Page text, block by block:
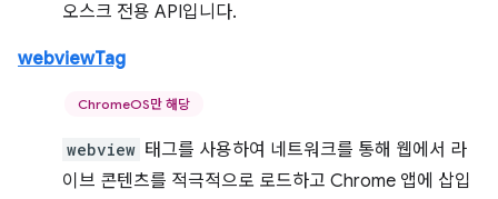
오스크 전용 API입니다.
webviewTag
ChromeOS만 해당
webview 태그를 사용하여 네트워크를 통해 웹에서 라
이브 콘텐츠를 적극적으로 로드하고 Chrome 앱에 삽입